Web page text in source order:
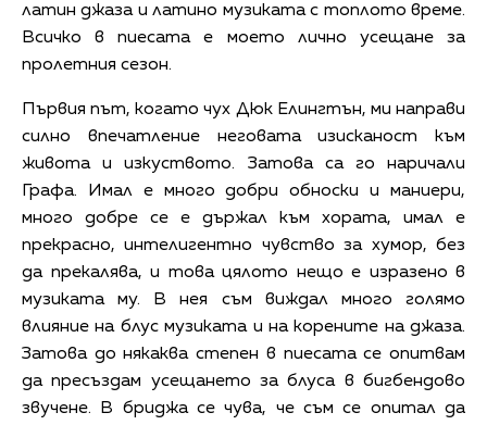
латин джаза и латино музиката с топлото време.
Всичко в пиесата е моето лично усещане за
пролетния сезон.
Първия път, когато чух Дюк Елингтън, ми направи
силно впечатление неговата изисканост към
живота и изкуството. Затова са го наричали
Графа. Имал е много добри обноски и маниери,
много добре се е държал към хората, имал е
прекрасно, интелигентно чувство за хумор, без
да прекалява, и това цялото нещо е изразено в
музиката му. В нея съм виждал много голямо
влияние на блус музиката и на корените на джаза.
Затова до някаква степен в пиесата се опитвам
да пресъздам усещането за блуса в бигбендово
звучене. В бриджа се чува, че съм се опитал да